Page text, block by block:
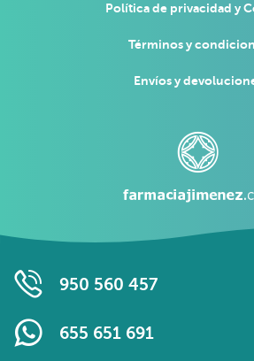
Política de privacidad y
Términos y
Envíos y
950 560 457
655 651 691